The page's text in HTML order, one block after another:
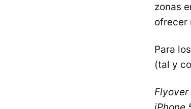
zonas
ofrecer
Para
(tal y
Flyover